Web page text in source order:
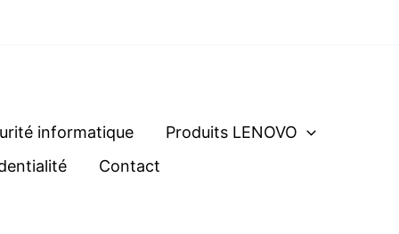
informatique
Produits LENOVO
Contact